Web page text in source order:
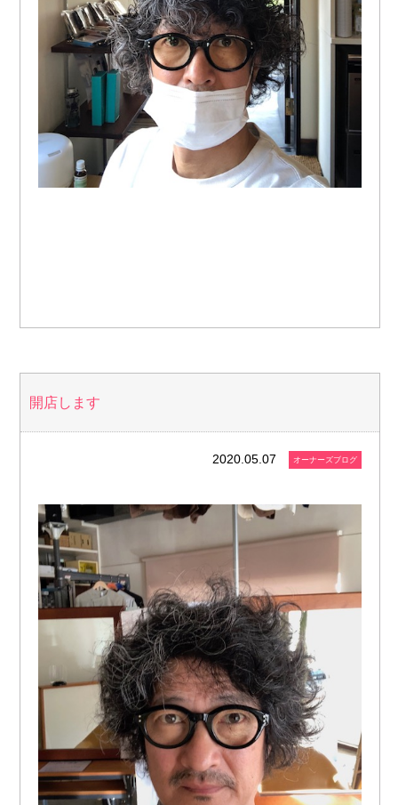
開店します
2020.05.07 オーナーズブログ